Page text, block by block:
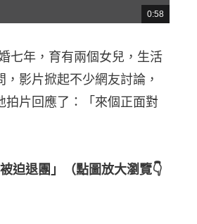
總
共
0:58
七年，育有兩個女兒，生活
影片掀起不少網友討論，
拍片回應了：「來個正面對
迫退團」（點圖放大瀏覽👇